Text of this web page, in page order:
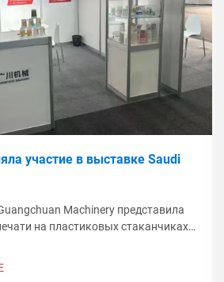
участие в выставке Saudi
Machinery представила
на пластиковых стаканчиках